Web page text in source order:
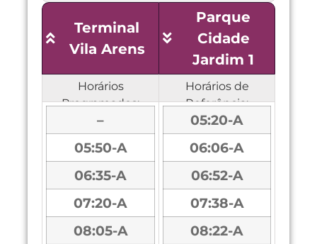
Terminal
Vila Arens
Parque
Cidade
Jardim 1
Horários
Programados:
Horários de
Referência:
–
05:50-A
06:35-A
07:20-A
08:05-A
05:20-A
06:06-A
06:52-A
07:38-A
08:22-A